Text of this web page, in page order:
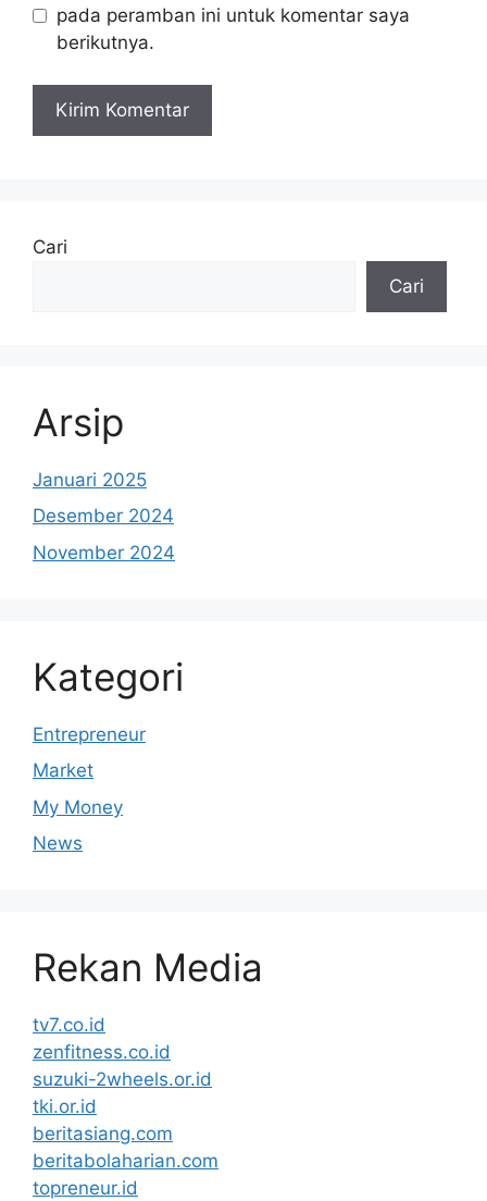
pada peramban ini untuk komentar saya
berikutnya.
Cari
Cari
Arsip
Januari 2025
Desember 2024
November 2024
Kategori
Entrepreneur
Market
My Money
News
Rekan Media
tv7.co.id
zenfitness.co.id
suzuki-2wheels.or.id
tki.or.id
beritasiang.com
beritabolaharian.com
topreneur.id